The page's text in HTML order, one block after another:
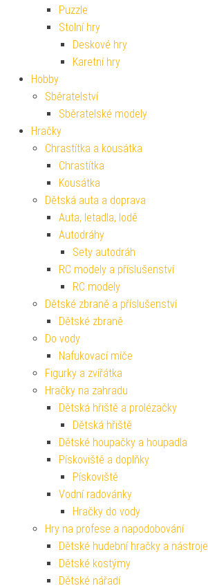
Puzzle
Stolní hry
Deskové hry
Karetní hry
Hobby
Sběratelství
Sběratelské modely
Hračky
Chrastítka a kousátka
Chrastítka
Kousátka
Dětská auta a doprava
Auta, letadla, lodě
Autodráhy
Sety autodráh
RC modely a příslušenství
RC modely
Dětské zbraně a příslušenství
Dětské zbraně
Do vody
Nafukovací míče
Figurky a zvířátka
Hračky na zahradu
Dětská hřiště a prolézačky
Dětská hřiště
Dětské houpačky a houpadla
Pískoviště a doplňky
Pískoviště
Vodní radovánky
Hračky do vody
Hry na profese a napodobování
Dětské hudební hračky a nástroje
Dětské kostýmy
Dětské nářadí